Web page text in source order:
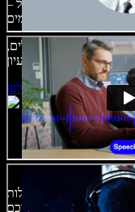
סרטונים ושיבוט קול –
תוכן כבר לא מוגבלים,
התחילו ליצור באולפן
במגוון
בחרו מתוך מאות קולות